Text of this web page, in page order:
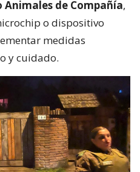
de Compañía,
o dispositivo
medidas
y cuidado.